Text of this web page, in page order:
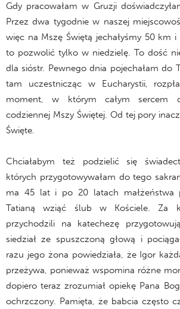
Gdy pracowałam w Gruzji
Przez dwa tygodnie w naszej
więc na Mszę Świętą jechałyśmy 50 km i
to pozwolić tylko w niedzielę. To dość
dla sióstr. Pewnego dnia pojechałam do
tam uczestnicząc w Eucharystii,
moment, w którym całym sercem
codziennej Mszy Świętej. Od tej pory
Święte.
Chciałabym też podzielić się
których przygotowywałam do tego
ma 45 lat i po 20 latach małżeństwa
Tatianą wziąć ślub w Kościele. Za
przychodzili na katechezę
siedział ze spuszczoną głową i
razu jego żona powiedziała, że Igor
przeżywa, ponieważ wspomina różne
dopiero teraz zrozumiał opiekę Pana
ochrzczony. Pamięta, że babcia często